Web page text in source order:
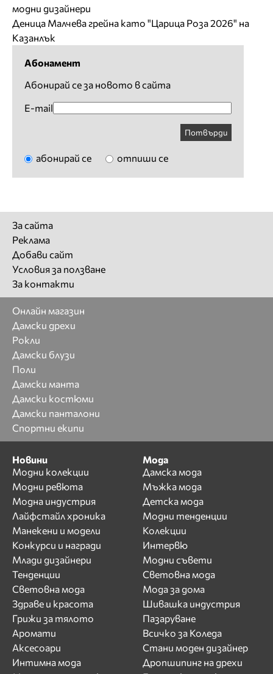
модни дизайнери
Деница Малчева грейна като "Царица Роза 2026" на
Казанлък
Абонамент
Абонирай се за новото в сайта
E-mail
Потвърди
абонирай се отпиши се
За сайта
Реклама
Добави сайт
Условия за ползване
За контакти
Онлайн магазин
Дамски дрехи
Рокли
Дамски блузи
Поли
Дамски манта
Дамски костюми
Дамски панталони
Спортни екипи
Новини
Модни колекции
Модни ревюта
Модна индустрия
Лайфстайл хроника
Манекени и модели
Конкурси и награди
Млади дизайнери
Тенденции
Световна мода
Здраве и красота
Грижи за тялото
Аромати
Аксесоари
Интимна мода
Мода
Дамска мода
Мъжка мода
Детска мода
Модни тенденции
Колекции
Интервю
Модни съвети
Световна мода
Мода за дома
Шивашка индустрия
Пазаруване
Всичко за Коледа
Стани моден дизайнер
Дропшипинг на дрехи